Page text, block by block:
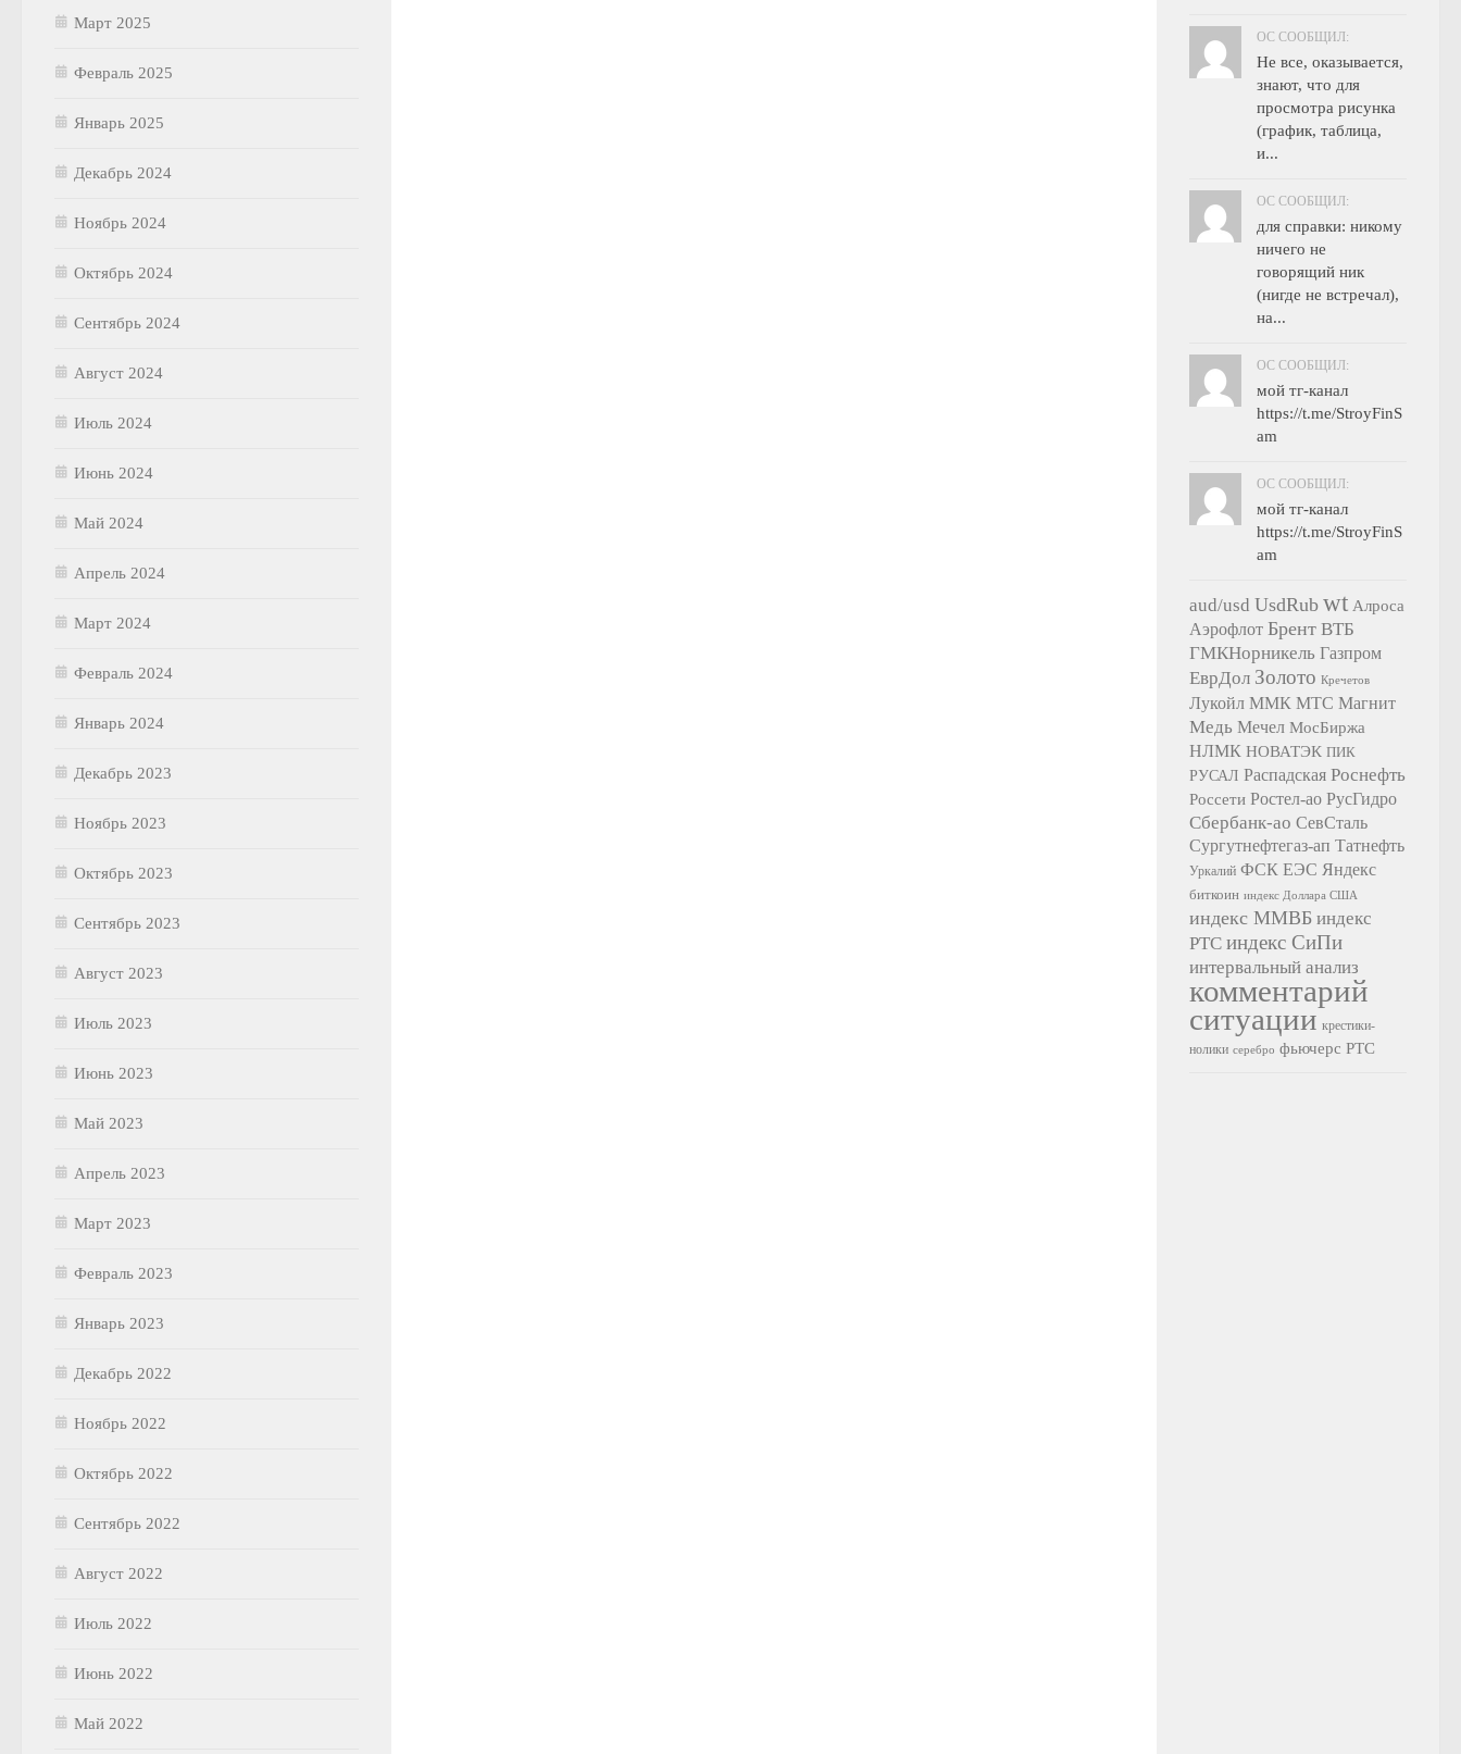
Март 2025
Февраль 2025
Январь 2025
Декабрь 2024
Ноябрь 2024
Октябрь 2024
Сентябрь 2024
Август 2024
Июль 2024
Июнь 2024
Май 2024
Апрель 2024
Март 2024
Февраль 2024
Январь 2024
Декабрь 2023
Ноябрь 2023
Октябрь 2023
Сентябрь 2023
Август 2023
Июль 2023
Июнь 2023
Май 2023
Апрель 2023
Март 2023
Февраль 2023
Январь 2023
Декабрь 2022
Ноябрь 2022
Октябрь 2022
Сентябрь 2022
Август 2022
Июль 2022
Июнь 2022
Май 2022
OC СООБЩИЛ:
Не все, оказывается,
знают, что для
просмотра рисунка
(график, таблица,
и...
OC СООБЩИЛ:
для справки: никому
ничего не
говорящий ник
(нигде не встречал),
на...
OC СООБЩИЛ:
мой тг-канал
https://t.me/StroyFinS
am
OC СООБЩИЛ:
мой тг-канал
https://t.me/StroyFinS
am
aud/usd UsdRub wt Алроса
Аэрофлот Брент ВТБ
ГМКНорникель Газпром
ЕврДол Золото Кречетов
Лукойл ММК МТС Магнит
Медь Мечел МосБиржа
НЛМК НОВАТЭК ПИК
РУСАЛ Распадская Роснефть
Россети Ростел-ао РусГидро
Сбербанк-ао СевСталь
Сургутнефтегаз-ап Татнефть
Уркалий ФСК ЕЭС Яндекс
биткоин индекс Доллара США
индекс ММВБ индекс
РТС индекс СиПи
интервальный анализ
комментарий
ситуации крестики-
нолики серебро фьючерс РТС